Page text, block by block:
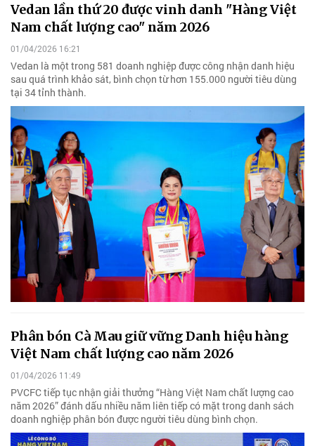
Vedan lần thứ 20 được vinh danh "Hàng Việt
Nam chất lượng cao" năm 2026
01/04/2026 16:21
Vedan là một trong 581 doanh nghiệp được công nhận danh hiệu
sau quá trình khảo sát, bình chọn từ hơn 155.000 người tiêu dùng
tại 34 tỉnh thành.
Phân bón Cà Mau giữ vững Danh hiệu hàng
Việt Nam chất lượng cao năm 2026
01/04/2026 11:49
PVCFC tiếp tục nhận giải thưởng “Hàng Việt Nam chất lượng cao
năm 2026” đánh dấu nhiều năm liên tiếp có mặt trong danh sách
doanh nghiệp phân bón được người tiêu dùng bình chọn.